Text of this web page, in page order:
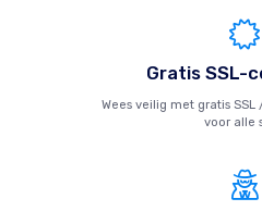
Gratis SSL-
Wees veilig met gratis SSL
voor alle